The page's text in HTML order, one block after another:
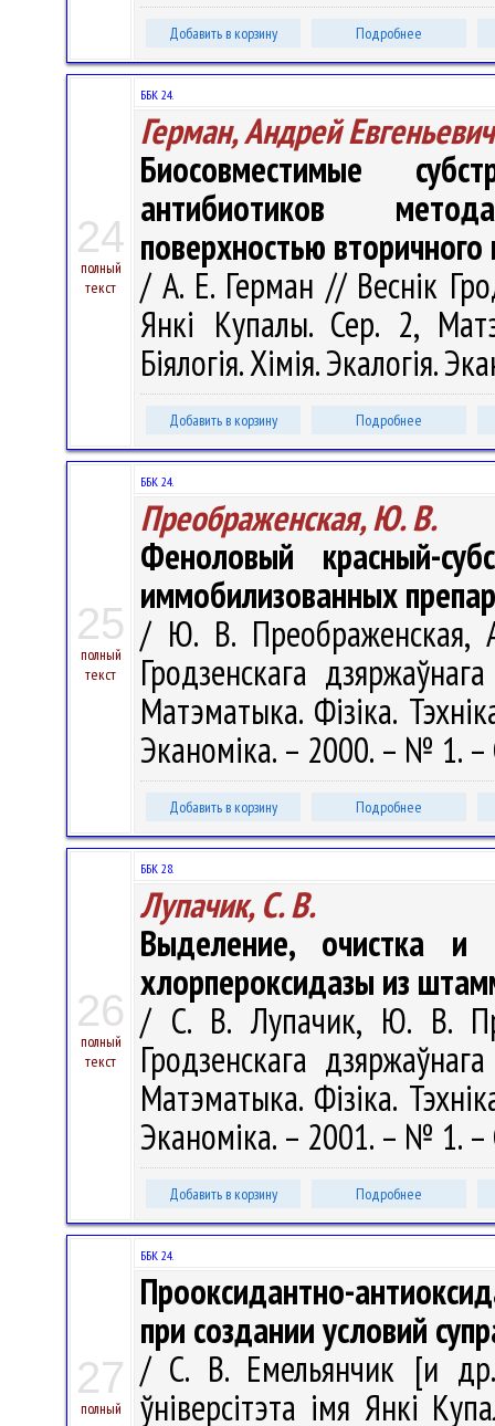
Добавить в корзину Подробнее
24
полный
текст
ББК 24.
Герман, Андрей Евгеньевич
Биосовместимые
антибиотиков
поверхностью
/ А. Е. Герман // Веснік
Янкі Купалы. Сер. 2,
Біялогія. Хімія. Экалогія.
Добавить в корзину Подробнее
25
полный
текст
ББК 24.
Преображенская, Ю. В.
Феноловый красный-
иммобилизованных
/ Ю. В. Преображенская,
Гродзенскага
Матэматыка. Фізіка.
Эканоміка. – 2000. – № 1.
Добавить в корзину Подробнее
26
полный
текст
ББК 28.
Лупачик, С. В.
Выделение, очистка и
хлорпероксидазы из
/ С. В. Лупачик, Ю. В.
Гродзенскага
Матэматыка. Фізіка.
Эканоміка. – 2001. – № 1.
Добавить в корзину Подробнее
27
полный
ББК 24.
Прооксидантно-
при создании условий
/ С. В. Емельянчик [и
ўніверсітэта імя Янкі